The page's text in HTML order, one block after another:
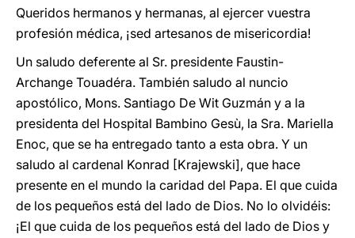
Queridos hermanos y hermanas, al ejercer vuestra
profesión médica, ¡sed artesanos de misericordia!
Un saludo deferente al Sr. presidente Faustin-
Archange Touadéra. También saludo al nuncio
apostólico, Mons. Santiago De Wit Guzmán y a la
presidenta del Hospital Bambino Gesù, la Sra. Mariella
Enoc, que se ha entregado tanto a esta obra. Y un
saludo al cardenal Konrad [Krajewski], que hace
presente en el mundo la caridad del Papa. El que cuida
de los pequeños está del lado de Dios. No lo olvidéis:
¡El que cuida de los pequeños está del lado de Dios y